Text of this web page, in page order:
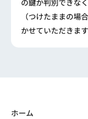
の鍵か判別できな
（つけたままの場
かせていただきます
ホーム